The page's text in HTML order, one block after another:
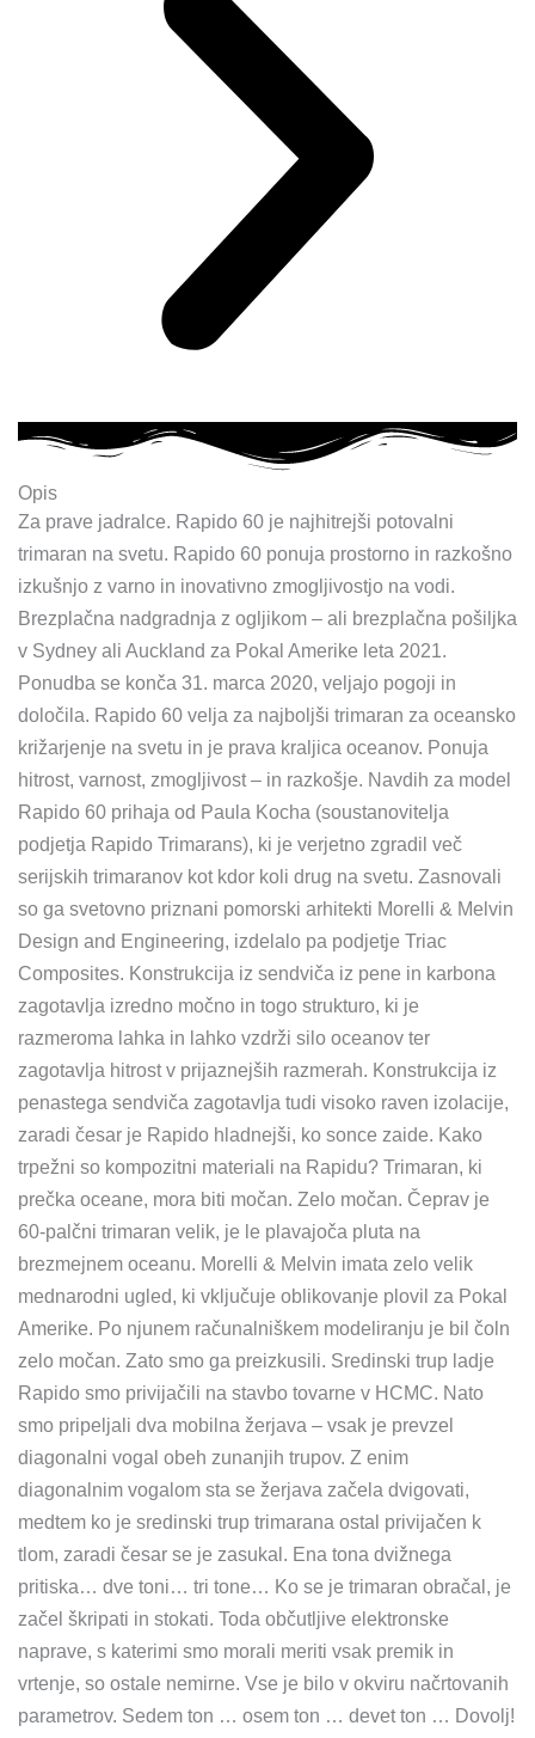
Opis
Za prave jadralce. Rapido 60 je najhitrejši potovalni
trimaran na svetu. Rapido 60 ponuja prostorno in razkošno
izkušnjo z varno in inovativno zmogljivostjo na vodi.
Brezplačna nadgradnja z ogljikom – ali brezplačna pošiljka
v Sydney ali Auckland za Pokal Amerike leta 2021.
Ponudba se konča 31. marca 2020, veljajo pogoji in
določila. Rapido 60 velja za najboljši trimaran za oceansko
križarjenje na svetu in je prava kraljica oceanov. Ponuja
hitrost, varnost, zmogljivost – in razkošje. Navdih za model
Rapido 60 prihaja od Paula Kocha (soustanovitelja
podjetja Rapido Trimarans), ki je verjetno zgradil več
serijskih trimaranov kot kdor koli drug na svetu. Zasnovali
so ga svetovno priznani pomorski arhitekti Morelli & Melvin
Design and Engineering, izdelalo pa podjetje Triac
Composites. Konstrukcija iz sendviča iz pene in karbona
zagotavlja izredno močno in togo strukturo, ki je
razmeroma lahka in lahko vzdrži silo oceanov ter
zagotavlja hitrost v prijaznejših razmerah. Konstrukcija iz
penastega sendviča zagotavlja tudi visoko raven izolacije,
zaradi česar je Rapido hladnejši, ko sonce zaide. Kako
trpežni so kompozitni materiali na Rapidu? Trimaran, ki
prečka oceane, mora biti močan. Zelo močan. Čeprav je
60-palčni trimaran velik, je le plavajoča pluta na
brezmejnem oceanu. Morelli & Melvin imata zelo velik
mednarodni ugled, ki vključuje oblikovanje plovil za Pokal
Amerike. Po njunem računalniškem modeliranju je bil čoln
zelo močan. Zato smo ga preizkusili. Sredinski trup ladje
Rapido smo privijačili na stavbo tovarne v HCMC. Nato
smo pripeljali dva mobilna žerjava – vsak je prevzel
diagonalni vogal obeh zunanjih trupov. Z enim
diagonalnim vogalom sta se žerjava začela dvigovati,
medtem ko je sredinski trup trimarana ostal privijačen k
tlom, zaradi česar se je zasukal. Ena tona dvižnega
pritiska… dve toni… tri tone… Ko se je trimaran obračal, je
začel škripati in stokati. Toda občutljive elektronske
naprave, s katerimi smo morali meriti vsak premik in
vrtenje, so ostale nemirne. Vse je bilo v okviru načrtovanih
parametrov. Sedem ton … osem ton … devet ton … Dovolj!